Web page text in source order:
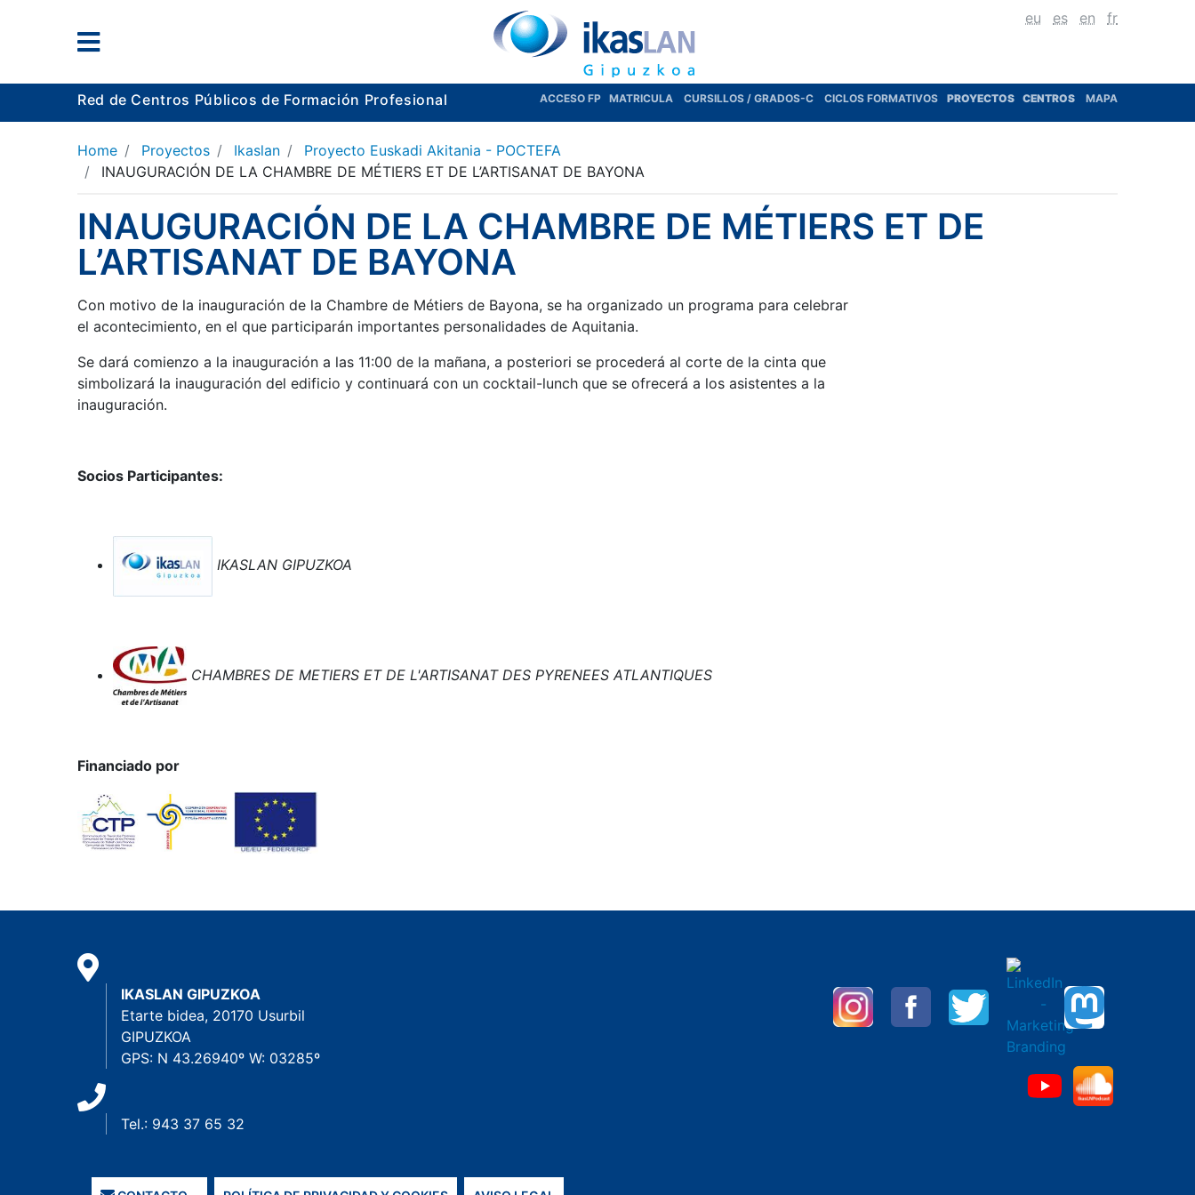
eu es en fr
Red de Centros Públicos de Formación Profesional ACCESO FP MATRICULA CURSILLOS / GRADOS-C CICLOS FORMATIVOS PROYECTOS CENTROS MAPA
Home Proyectos Ikaslan
Proyecto Euskadi Akitania - POCTEFA
INAUGURACIÓN DE LA CHAMBRE DE MÉTIERS ET DE L’ARTISANAT DE BAYONA
INAUGURACIÓN DE LA CHAMBRE DE MÉTIERS ET DE
L’ARTISANAT DE BAYONA
Con motivo de la inauguración de la Chambre de Métiers de Bayona, se ha organizado un programa para celebrar
el acontecimiento, en el que participarán importantes personalidades de Aquitania.
Se dará comienzo a la inauguración a las 11:00 de la mañana, a posteriori se procederá al corte de la cinta que
simbolizará la inauguración del edificio y continuará con un cocktail-lunch que se ofrecerá a los asistentes a la
inauguración.
Socios Participantes:
IKASLAN GIPUZKOA
CHAMBRES DE METIERS ET DE L'ARTISANAT DES PYRENEES ATLANTIQUES
Financiado por
IKASLAN GIPUZKOA
Etarte bidea, 20170 Usurbil
GIPUZKOA
GPS: N 43.26940º W: 03285º
Tel.: 943 37 65 32